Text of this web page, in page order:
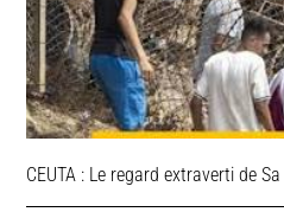
CEUTA : Le regard extraverti de